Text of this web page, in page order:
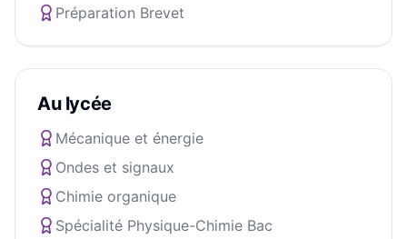
Préparation Brevet
Au lycée
Mécanique et énergie
Ondes et signaux
Chimie organique
Spécialité Physique-Chimie Bac